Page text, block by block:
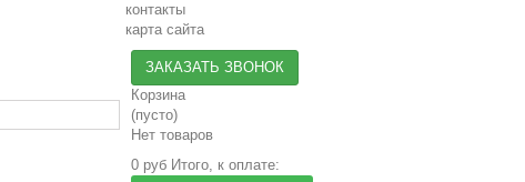
контакты
карта сайта
ЗАКАЗАТЬ ЗВОНОК
Корзина
(пусто)
Нет товаров
0 руб Итого, к оплате: